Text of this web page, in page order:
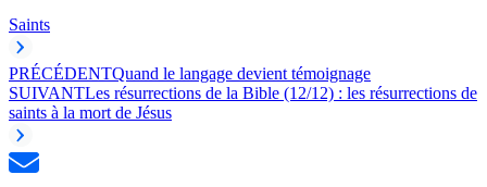
Saints
PRÉCÉDENTQuand le langage devient témoignage
SUIVANTLes résurrections de la Bible (12/12) : les résurrections de
saints à la mort de Jésus